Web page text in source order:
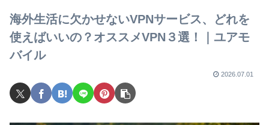
海外生活に欠かせないVPNサービス、どれを
使えばいいの？オススメVPN３選！｜ユアモ
バイル
2026.07.01